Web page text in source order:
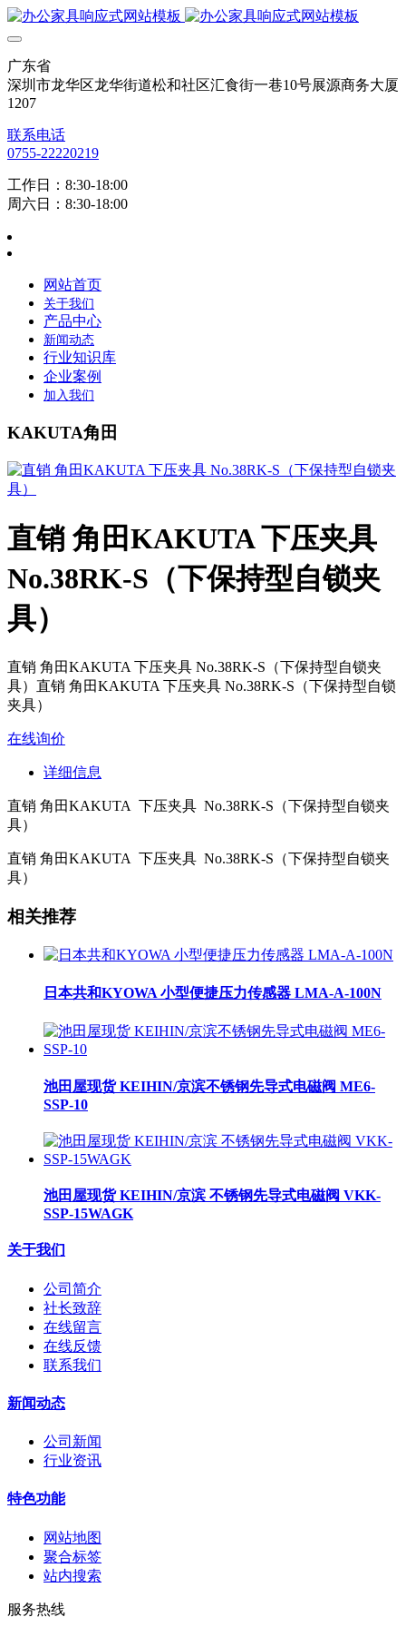
广东省
深圳市龙华区龙华街道松和社区汇食街一巷10号展源商务大厦
1207
联系电话
0755-22220219
工作日：8:30-18:00
周六日：8:30-18:00
网站首页
关于我们
产品中心
新闻动态
行业知识库
企业案例
加入我们
KAKUTA角田
直销 角田KAKUTA 下压夹具
No.38RK-S（下保持型自锁夹
具）
直销 角田KAKUTA 下压夹具 No.38RK-S（下保持型自锁夹
具）直销 角田KAKUTA 下压夹具 No.38RK-S（下保持型自锁
夹具）
在线询价
详细信息
直销 角田KAKUTA 下压夹具 No.38RK-S（下保持型自锁夹
具）
直销 角田KAKUTA 下压夹具 No.38RK-S（下保持型自锁夹
具）
相关推荐
日本共和KYOWA 小型便捷压力传感器 LMA-A-100N
池田屋现货 KEIHIN/京滨不锈钢先导式电磁阀 ME6-
SSP-10
池田屋现货 KEIHIN/京滨 不锈钢先导式电磁阀 VKK-
SSP-15WAGK
关于我们
公司简介
社长致辞
在线留言
在线反馈
联系我们
新闻动态
公司新闻
行业资讯
特色功能
网站地图
聚合标签
站内搜索
服务热线